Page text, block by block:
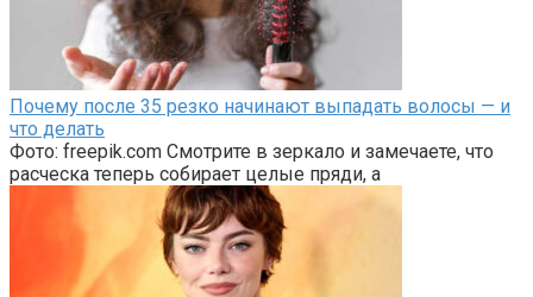
Почему после 35 резко начинают выпадать волосы — и
что делать
Фото: freepik.com Смотрите в зеркало и замечаете, что
расческа теперь собирает целые пряди, а